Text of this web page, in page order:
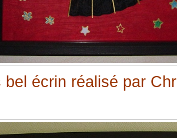
bel écrin réalisé par